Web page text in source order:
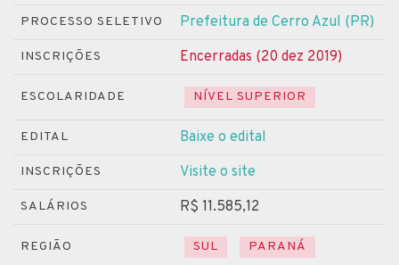
PROCESSO SELETIVO Prefeitura de Cerro Azul (PR)
INSCRIÇÕES Encerradas (20 dez 2019)
ESCOLARIDADE NÍVEL SUPERIOR
EDITAL Baixe o edital
INSCRIÇÕES Visite o site
SALÁRIOS R$ 11.585,12
REGIÃO SUL PARANÁ